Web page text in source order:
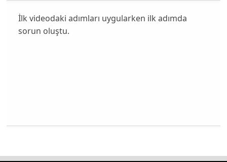
İlk videodaki adımları uygularken ilk adımda
sorun oluştu.